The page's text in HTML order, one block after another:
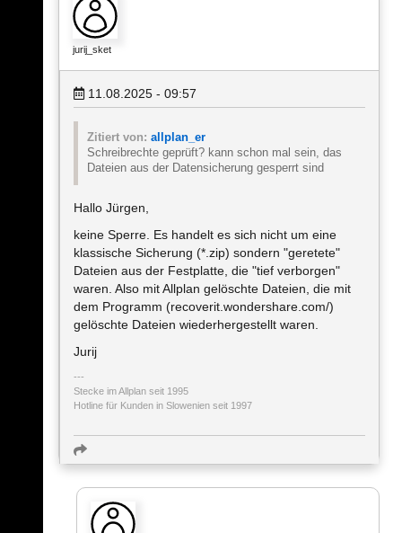
jurij_sket
11.08.2025 - 09:57
Zitiert von: allplan_er
Schreibrechte geprüft? kann schon mal sein, das
Dateien aus der Datensicherung gesperrt sind
Hallo Jürgen,
keine Sperre. Es handelt es sich nicht um eine
klassische Sicherung (*.zip) sondern "geretete"
Dateien aus der Festplatte, die "tief verborgen"
waren. Also mit Allplan gelöschte Dateien, die mit
dem Programm (recoverit.wondershare.com/)
gelöschte Dateien wiederhergestellt waren.
Jurij
Stecke im Allplan seit 1995
Hotline für Kunden in Slowenien seit 1997